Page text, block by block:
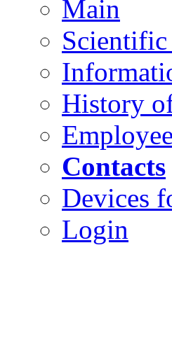
Main
History
Contacts
Devices
Login